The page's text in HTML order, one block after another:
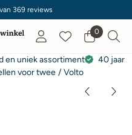
gesloten.
369reviews
0
en uniek assortiment
40 jaar
voor twee / Volto